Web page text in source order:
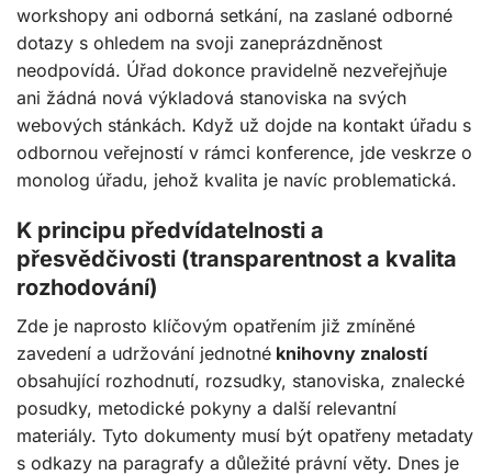
workshopy ani odborná setkání, na zaslané odborné
dotazy s ohledem na svoji zaneprázdněnost
neodpovídá. Úřad dokonce pravidelně nezveřejňuje
ani žádná nová výkladová stanoviska na svých
webových stánkách. Když už dojde na kontakt úřadu s
odbornou veřejností v rámci konference, jde veskrze o
monolog úřadu, jehož kvalita je navíc problematická.
K principu předvídatelnosti a
přesvědčivosti (transparentnost a kvalita
rozhodování)
Zde je naprosto klíčovým opatřením již zmíněné
zavedení a udržování jednotné knihovny znalostí
obsahující rozhodnutí, rozsudky, stanoviska, znalecké
posudky, metodické pokyny a další relevantní
materiály. Tyto dokumenty musí být opatřeny metadaty
s odkazy na paragrafy a důležité právní věty. Dnes je